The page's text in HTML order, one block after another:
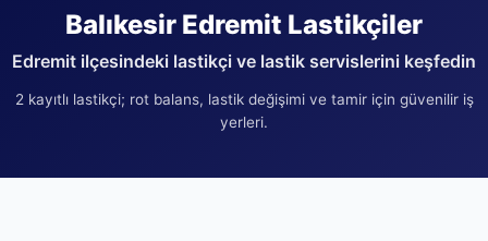
Balıkesir Edremit Lastikçiler
Edremit ilçesindeki lastikçi ve lastik servislerini keşfedin
2 kayıtlı lastikçi; rot balans, lastik değişimi ve tamir için güvenilir iş
yerleri.